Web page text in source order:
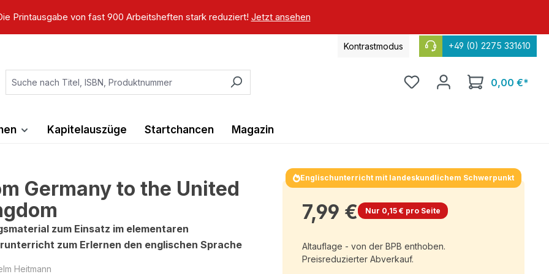
Printausgabe von fast 900 Arbeitsheften stark reduziert! Jetzt ansehen
Kontrastmodus +49 (0) 2275 331610
0,00 €*
Kapitelauszüge Startchancen Magazin
Germany to the United
zum Einsatz im elementaren
zum Erlernen den englischen Sprache
Heitmann
Englischunterricht mit landeskundlichem Schwerpunkt
7,99 € Nur 0,15 € pro Seite
Altauflage - von der BPB enthoben.
Preisreduzierter Abverkauf.